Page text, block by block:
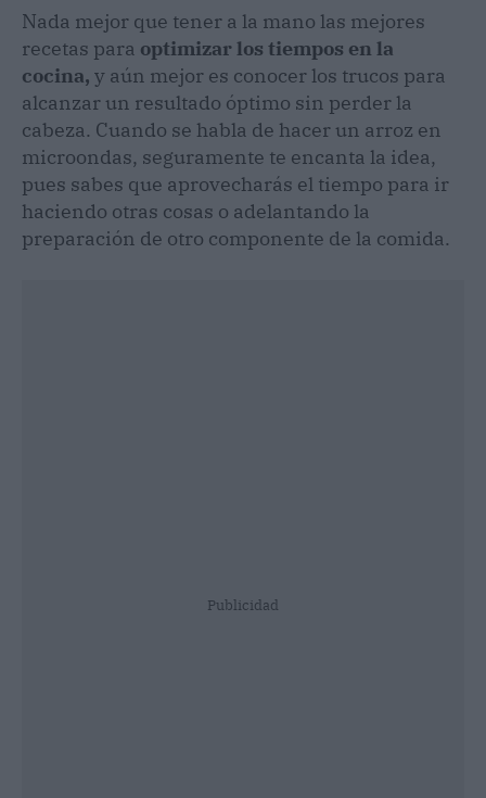
Nada mejor que tener a la mano las mejores
recetas para optimizar los tiempos en la
cocina, y aún mejor es conocer los trucos para
alcanzar un resultado óptimo sin perder la
cabeza. Cuando se habla de hacer un arroz en
microondas, seguramente te encanta la idea,
pues sabes que aprovecharás el tiempo para ir
haciendo otras cosas o adelantando la
preparación de otro componente de la comida.
Publicidad